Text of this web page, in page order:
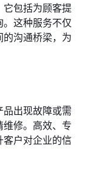
包括为顾客提
这种服务不仅
沟通桥梁，为
出现故障或需
修。高效、专
户对企业的信